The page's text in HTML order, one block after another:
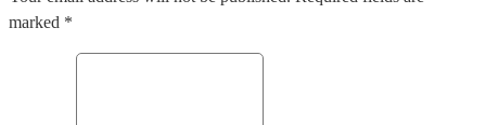
marked *